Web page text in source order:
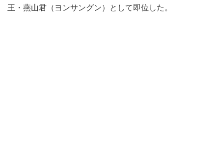
王・燕山君（ヨンサングン）として即位した。